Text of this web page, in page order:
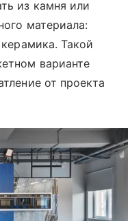
из камня или
материала:
Такой
варианте
от проекта